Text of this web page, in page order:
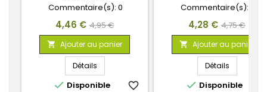
Commentaire(s): 0
Prix
4,46 € Prix
de
base
4,95 €
 Ajouter au panier
Détails
 Disponible favorite_border
Commentaire(s):
Prix
4,28 € Prix
de
base
4,75 €
 Ajouter au panier
Détails
 Disponible